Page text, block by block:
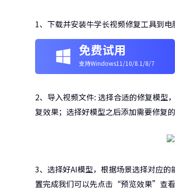
1、下载并安装牛学长视频修复工具到电
免费试用
支持Windows11/10/8.1/8/7
2、导入视频文件: 选择合适的修复模型
复效果；选择好模型之后添加需要修复的
3、选择好AI模型，根据场景选择对应
置完成我们可以先点击“预览效果”查看